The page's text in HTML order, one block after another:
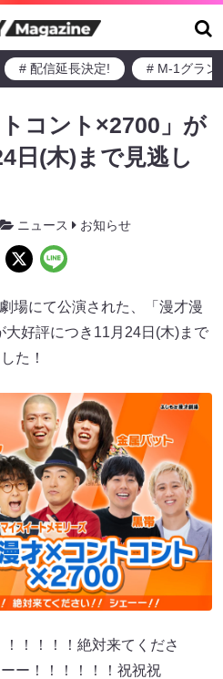
# 配信延長決定! # M-1グラン
トコント×2700」が
日(木)まで見逃し
ニュース お知らせ
場にて公演された、「漫才漫
好評につき11月24日(木)まで
た！
！！！！絶対来てくださ
ー！！！！！！祝祝祝